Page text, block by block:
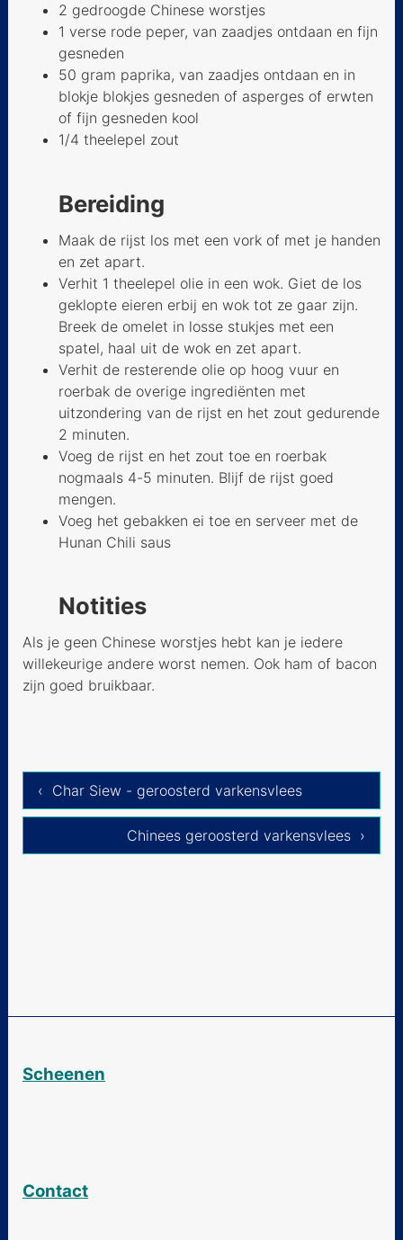
2 gedroogde Chinese worstjes
1 verse rode peper, van zaadjes ontdaan en fijn
gesneden
50 gram paprika, van zaadjes ontdaan en in
blokje blokjes gesneden of asperges of erwten
of fijn gesneden kool
1/4 theelepel zout
Bereiding
Maak de rijst los met een vork of met je handen
en zet apart.
Verhit 1 theelepel olie in een wok. Giet de los
geklopte eieren erbij en wok tot ze gaar zijn.
Breek de omelet in losse stukjes met een
spatel, haal uit de wok en zet apart.
Verhit de resterende olie op hoog vuur en
roerbak de overige ingrediënten met
uitzondering van de rijst en het zout gedurende
2 minuten.
Voeg de rijst en het zout toe en roerbak
nogmaals 4-5 minuten. Blijf de rijst goed
mengen.
Voeg het gebakken ei toe en serveer met de
Hunan Chili saus
Notities
Als je geen Chinese worstjes hebt kan je iedere
willekeurige andere worst nemen. Ook ham of bacon
zijn goed bruikbaar.
‹ Char Siew - geroosterd varkensvlees
Chinees geroosterd varkensvlees ›
Bief met bleekselderij
Bow Thai - pasta met
garnalen
Chinese sperzieboontjes -
restaurant style
Kip in vijf-kruidensaus
Pittige garnalen met
knoflook
Pittige garnalen -
Szechuan style
Roergebakken biefreepjes
champignons
Rundvlees met
Roergebakken Shanghai
Zoetzure kip
Ma Pu tofu
Vis met gele bonensaus
Gerookte vis
Rood varkensvlees
Scheenen
Contact